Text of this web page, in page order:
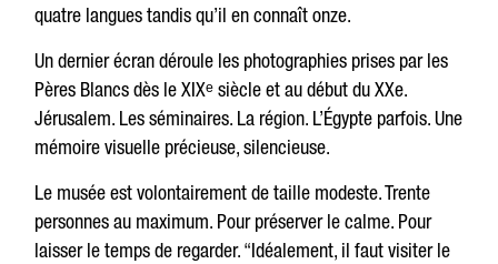
quatre langues tandis qu’il en connaît onze.
Un dernier écran déroule les photographies prises par les
Pères Blancs dès le XIXᵉ siècle et au début du XXe.
Jérusalem. Les séminaires. La région. L’Égypte parfois. Une
mémoire visuelle précieuse, silencieuse.
Le musée est volontairement de taille modeste. Trente
personnes au maximum. Pour préserver le calme. Pour
laisser le temps de regarder. “Idéalement, il faut visiter le